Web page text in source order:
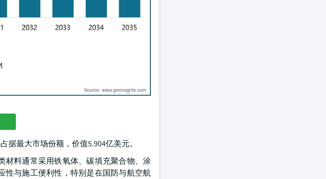
最大市场份额，价值5.904亿美元。
材料通常采用铁氧体、碳填充聚合物、涂
性与施工便利性，特别是在国防与航空航